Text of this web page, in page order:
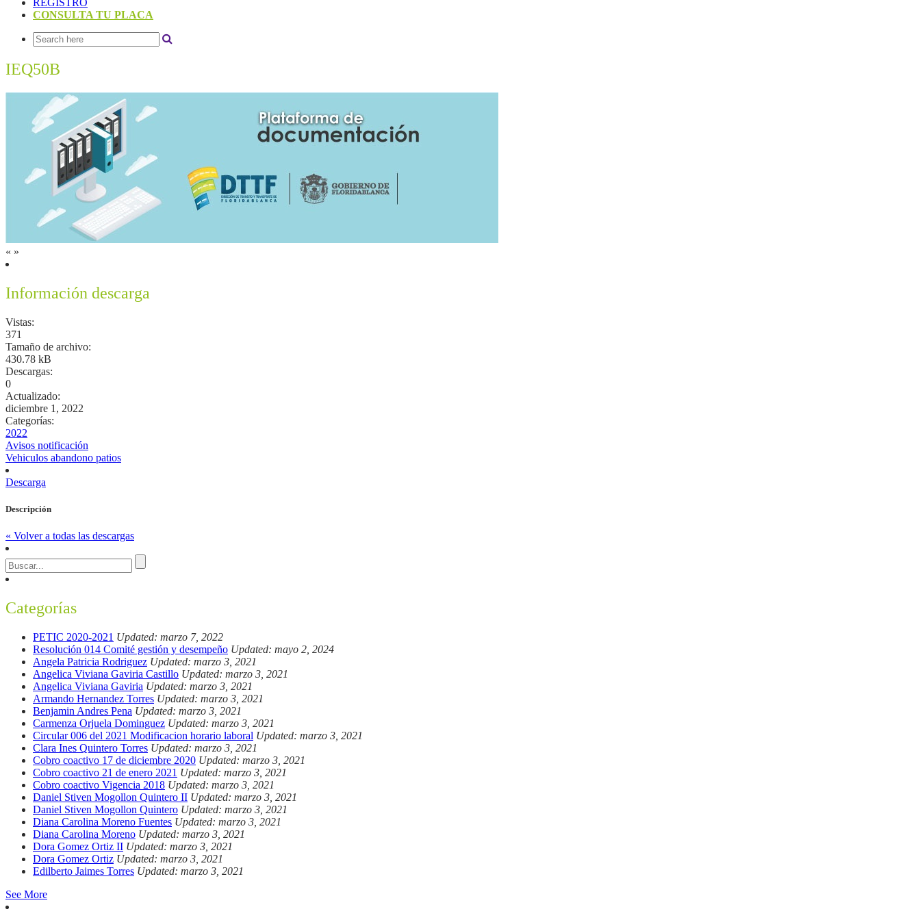
REGISTRO
CONSULTA TU PLACA
IEQ50B
« »
Información descarga
Vistas:
371
Tamaño de archivo:
430.78 kB
Descargas:
0
Actualizado:
diciembre 1, 2022
Categorías:
2022
Avisos notificación
Vehiculos abandono patios
Descarga
Descripción
« Volver a todas las descargas
Categorías
PETIC 2020-2021 Updated: marzo 7, 2022
Resolución 014 Comité gestión y desempeño Updated: mayo 2, 2024
Angela Patricia Rodriguez Updated: marzo 3, 2021
Angelica Viviana Gaviria Castillo Updated: marzo 3, 2021
Angelica Viviana Gaviria Updated: marzo 3, 2021
Armando Hernandez Torres Updated: marzo 3, 2021
Benjamin Andres Pena Updated: marzo 3, 2021
Carmenza Orjuela Dominguez Updated: marzo 3, 2021
Circular 006 del 2021 Modificacion horario laboral Updated: marzo 3, 2021
Clara Ines Quintero Torres Updated: marzo 3, 2021
Cobro coactivo 17 de diciembre 2020 Updated: marzo 3, 2021
Cobro coactivo 21 de enero 2021 Updated: marzo 3, 2021
Cobro coactivo Vigencia 2018 Updated: marzo 3, 2021
Daniel Stiven Mogollon Quintero II Updated: marzo 3, 2021
Daniel Stiven Mogollon Quintero Updated: marzo 3, 2021
Diana Carolina Moreno Fuentes Updated: marzo 3, 2021
Diana Carolina Moreno Updated: marzo 3, 2021
Dora Gomez Ortiz II Updated: marzo 3, 2021
Dora Gomez Ortiz Updated: marzo 3, 2021
Edilberto Jaimes Torres Updated: marzo 3, 2021
See More